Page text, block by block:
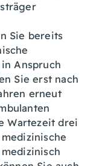
Sie bereits
Anspruch
Sie erst nach
erneut
Wartezeit drei